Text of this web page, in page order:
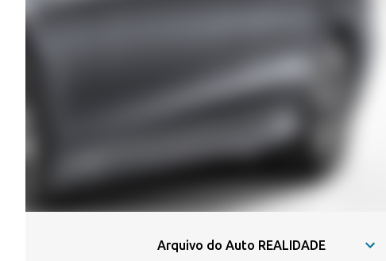
Arquivo do Auto REALIDADE